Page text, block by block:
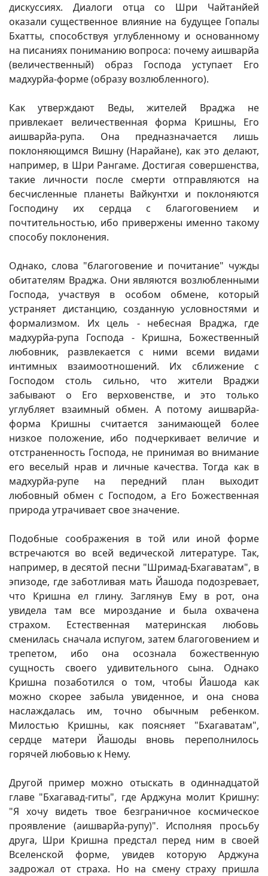
дискуссиях. Диалоги отца со Шри Чайтанйей
оказали существенное влияние на будущее Гопалы
Бхатты, способствуя углубленному и основанному
на писаниях пониманию вопроса: почему аишварйа
(величественный) образ Господа уступает Его
мадхурйа-форме (образу возлюбленного).
Как утверждают Веды, жителей Враджа не
привлекает величественная форма Кришны, Его
аишварйа-рупа. Она предназначается лишь
поклоняющимся Вишну (Нарайане), как это делают,
например, в Шри Рангаме. Достигая совершенства,
такие личности после смерти отправляются на
бесчисленные планеты Вайкунтхи и поклоняются
Господину их сердца с благоговением и
почтительностью, ибо привержены именно такому
способу поклонения.
Однако, слова "благоговение и почитание" чужды
обитателям Враджа. Они являются возлюбленными
Господа, участвуя в особом обмене, который
устраняет дистанцию, созданную условностями и
формализмом. Их цель - небесная Враджа, где
мадхурйа-рупа Господа - Кришна, Божественный
любовник, развлекается с ними всеми видами
интимных взаимоотношений. Их сближение с
Господом столь сильно, что жители Враджи
забывают о Его верховенстве, и это только
углубляет взаимный обмен. А потому аишварйа-
форма Кришны считается занимающей более
низкое положение, ибо подчеркивает величие и
отстраненность Господа, не принимая во внимание
его веселый нрав и личные качества. Тогда как в
мадхурйа-рупе на передний план выходит
любовный обмен с Господом, а Его Божественная
природа утрачивает свое значение.
Подобные соображения в той или иной форме
встречаются во всей ведической литературе. Так,
например, в десятой песни "Шримад-Бхагаватам", в
эпизоде, где заботливая мать Йашода подозревает,
что Кришна ел глину. Заглянув Ему в рот, она
увидела там все мироздание и была охвачена
страхом. Естественная материнская любовь
сменилась сначала испугом, затем благоговением и
трепетом, ибо она осознала божественную
сущность своего удивительного сына. Однако
Кришна позаботился о том, чтобы Йашода как
можно скорее забыла увиденное, и она снова
наслаждалась им, точно обычным ребенком.
Милостью Кришны, как поясняет "Бхагаватам",
сердце матери Йашоды вновь переполнилось
горячей любовью к Нему.
Другой пример можно отыскать в одиннадцатой
главе "Бхагавад-гиты", где Арджуна молит Кришну:
"Я хочу видеть твое безграничное космическое
проявление (аишварйа-рупу)". Исполняя просьбу
друга, Шри Кришна предстал перед ним в своей
Вселенской форме, увидев которую Арджуна
задрожал от страха. Но на смену страху пришла